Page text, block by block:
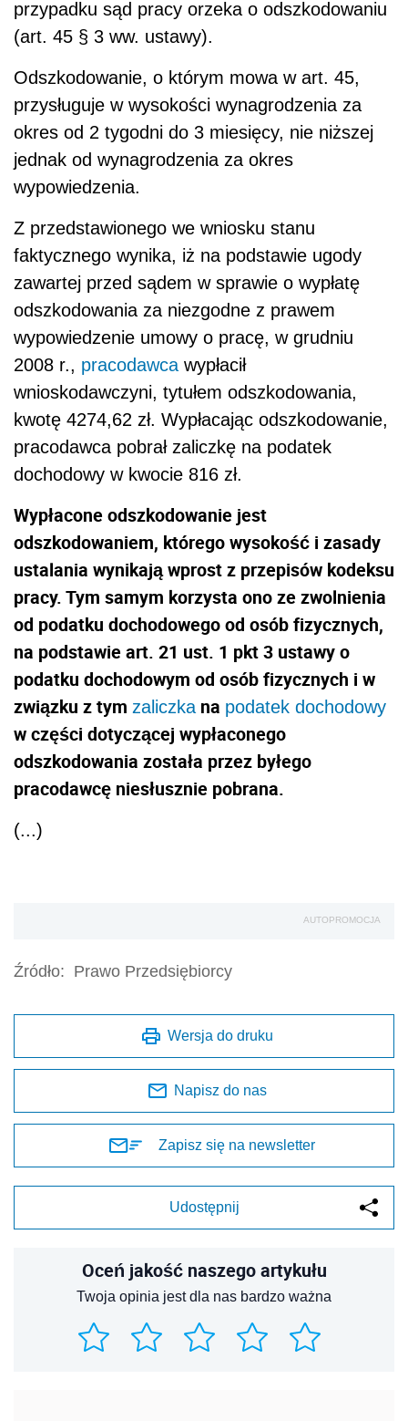
przypadku sąd pracy orzeka o odszkodowaniu
(art. 45 § 3 ww. ustawy).
Odszkodowanie, o którym mowa w art. 45,
przysługuje w wysokości wynagrodzenia za
okres od 2 tygodni do 3 miesięcy, nie niższej
jednak od wynagrodzenia za okres
wypowiedzenia.
Z przedstawionego we wniosku stanu
faktycznego wynika, iż na podstawie ugody
zawartej przed sądem w sprawie o wypłatę
odszkodowania za niezgodne z prawem
wypowiedzenie umowy o pracę, w grudniu
2008 r., pracodawca wypłacił
wnioskodawczyni, tytułem odszkodowania,
kwotę 4274,62 zł. Wypłacając odszkodowanie,
pracodawca pobrał zaliczkę na podatek
dochodowy w kwocie 816 zł.
Wypłacone odszkodowanie jest
odszkodowaniem, którego wysokość i zasady
ustalania wynikają wprost z przepisów kodeksu
pracy. Tym samym korzysta ono ze zwolnienia
od podatku dochodowego od osób fizycznych,
na podstawie art. 21 ust. 1 pkt 3 ustawy o
podatku dochodowym od osób fizycznych i w
związku z tym zaliczkana podatek dochodowy
w części dotyczącej wypłaconego
odszkodowania została przez byłego
pracodawcę niesłusznie pobrana.
(...)
AUTOPROMOCJA
Źródło: Prawo Przedsiębiorcy
Wersja do druku
Napisz do nas
Zapisz się na newsletter
Udostępnij
Oceń jakość naszego artykułu
Twoja opinia jest dla nas bardzo ważna